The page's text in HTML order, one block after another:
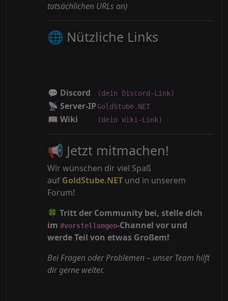
tatsächlichen URLs an)
🌐 Nützliche Links
💬 Discord (dein Discord-Link)
📡 Server-IPGoldStube.NET
📖 Wiki (dein Wiki-Link)
📢 Jetzt mitmachen!
Wir wünschen dir viel Spaß
auf GoldStube.NET und in unserem
Forum!
🍀 Tritt der Community bei, stelle dich
im #vorstellungen-Channel vor und
werde Teil von etwas Großem!
Bei Fragen oder Problemen – unser Team hilft
dir gerne weiter.